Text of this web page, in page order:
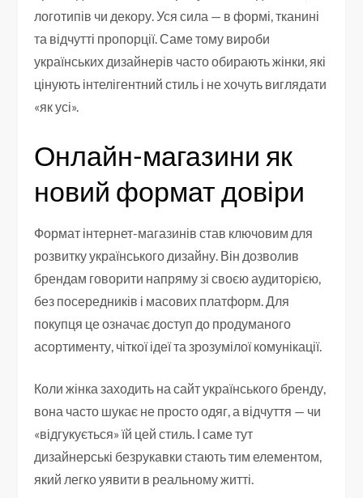
логотипів чи декору. Уся сила — в формі, тканині
та відчутті пропорції. Саме тому вироби
українських дизайнерів часто обирають жінки, які
цінують інтелігентний стиль і не хочуть виглядати
«як усі».
Онлайн-магазини як
новий формат довіри
Формат інтернет-магазинів став ключовим для
розвитку українського дизайну. Він дозволив
брендам говорити напряму зі своєю аудиторією,
без посередників і масових платформ. Для
покупця це означає доступ до продуманого
асортименту, чіткої ідеї та зрозумілої комунікації.
Коли жінка заходить на сайт українського бренду,
вона часто шукає не просто одяг, а відчуття — чи
«відгукується» їй цей стиль. І саме тут
дизайнерські безрукавки стають тим елементом,
який легко уявити в реальному житті.